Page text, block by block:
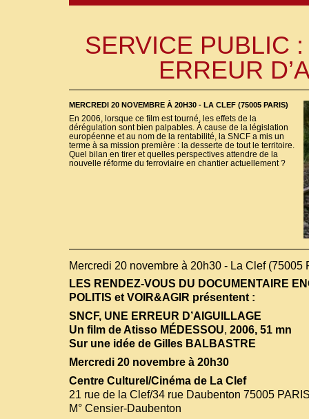
SERVICE PUBLIC
ERREUR
MERCREDI 20 NOVEMBRE À 20H30 - LA CLEF (75005 PARIS)
En 2006, lorsque ce film est tourné, les effets de la
dérégulation sont bien palpables. À cause de la législation
européenne et au nom de la rentabilité, la SNCF a mis un
terme à sa mission première : la desserte de tout le territoire.
Quel bilan en tirer et quelles perspectives attendre de la
nouvelle réforme du ferroviaire en chantier actuellement ?
Mercredi 20 novembre à 20h30 - La Clef (75005
LES RENDEZ-VOUS DU DOCUMENTAIRE
POLITIS et VOIR&AGIR présentent :
SNCF, UNE ERREUR D’AIGUILLAGE
Un film de Atisso MÉDESSOU, 2006, 51 mn
Sur une idée de Gilles BALBASTRE
Mercredi 20 novembre à 20h30
Centre Culturel/Cinéma de La Clef
21 rue de la Clef/34 rue Daubenton 75005
M° Censier-Daubenton